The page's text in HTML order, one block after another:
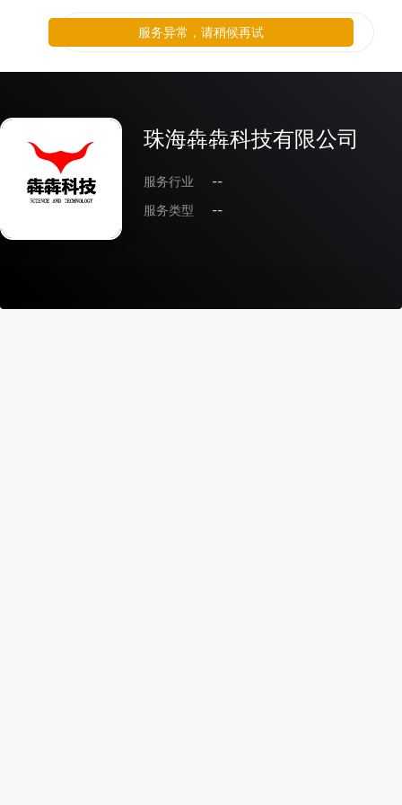
珠海犇犇科技有限公司
服务行业
--
服务类型
--
服务异常，请稍候再试